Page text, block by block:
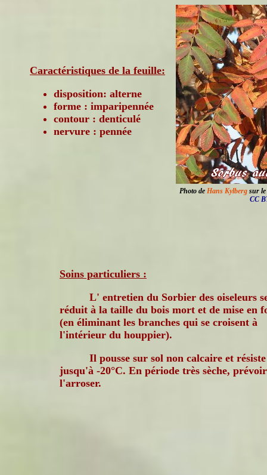
Photo de Hans Kylbergsur le
CC
Caractéristiques de la feuille:
disposition: alterne
forme : imparipennée
contour : denticulé
nervure : pennée
Soins particuliers :
L' entretien du Sorbier des oiseleurs
réduit à la taille du bois mort et de mise en
(en éliminant les branches qui se croisent à
l'intérieur du houppier).
Il pousse sur sol non calcaire et résiste
jusqu'à -20°C. En période très sèche,
l'arroser.